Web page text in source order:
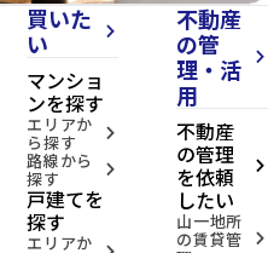
買いた
い
arrow_forward_ios
マンショ
ンを探す
エリアか
ら探す arrow_forward_ios
路線から
探す arrow_forward_ios
戸建てを
探す
エリアか
不動産
の管
理・活
用
arrow_forward_ios
不動産
の管理
を依頼
したい
arrow_forward_ios
山一地所
の賃貸管 arrow_forward_ios